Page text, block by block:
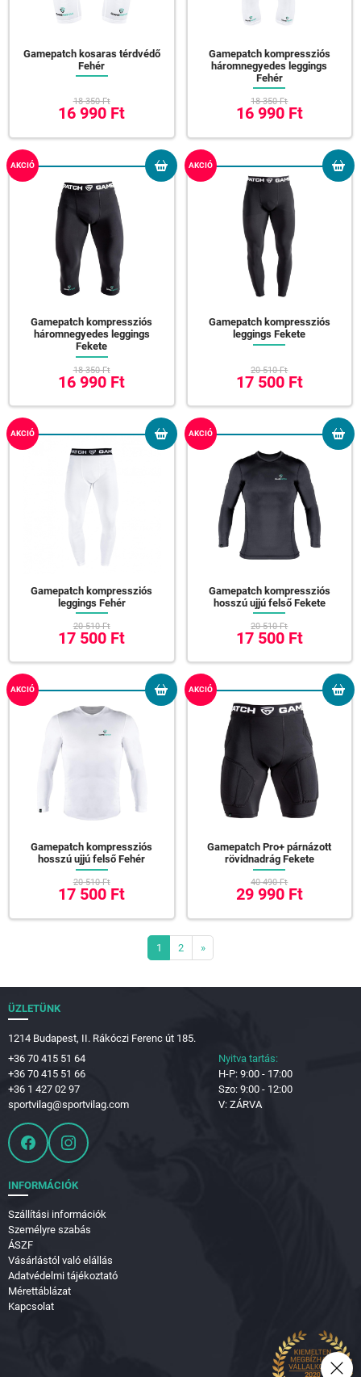
Gamepatch kosaras térdvédő
Fehér
18 350 Ft
16 990 Ft
Gamepatch kompressziós
háromnegyedes leggings
Fehér
18 350 Ft
16 990 Ft
AKCIÓ
Gamepatch kompressziós
háromnegyedes leggings
Fekete
18 350 Ft
16 990 Ft
AKCIÓ
Gamepatch kompressziós
leggings Fekete
20 510 Ft
17 500 Ft
AKCIÓ
Gamepatch kompressziós
leggings Fehér
20 510 Ft
17 500 Ft
AKCIÓ
Gamepatch kompressziós
hosszú ujjú felső Fekete
20 510 Ft
17 500 Ft
AKCIÓ
Gamepatch kompressziós
hosszú ujjú felső Fehér
20 510 Ft
17 500 Ft
AKCIÓ
Gamepatch Pro+ párnázott
rövidnadrág Fekete
40 490 Ft
29 990 Ft
1 2 »
ÜZLETÜNK
1214 Budapest, II. Rákóczi Ferenc út 185.
+36 70 415 51 64
+36 70 415 51 66
+36 1 427 02 97
sportvilag@sportvilag.com
Nyitva tartás:
H-P: 9:00 - 17:00
Szo: 9:00 - 12:00
V: ZÁRVA
INFORMÁCIÓK
Szállítási információk
Személyre szabás
ÁSZF
Vásárlástól való elállás
Adatvédelmi tájékoztató
Mérettáblázat
Kapcsolat